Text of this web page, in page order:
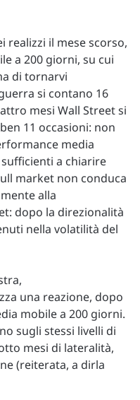
realizzi il mese scorso,
a 200 giorni, su cui
di tornarvi
si contano 16
mesi Wall Street si
11 occasioni: non
media
a chiarire
market non conduca
alla
dopo la direzionalità
nella volatilità del
una reazione, dopo
mobile a 200 giorni.
sugli stessi livelli di
mesi di lateralità,
(reiterata, a dirla